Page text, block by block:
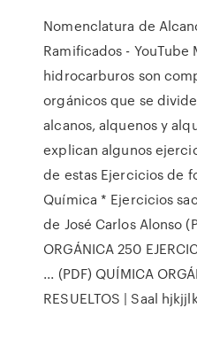
Nomenclatura de
Ramificados - YouTube
hidrocarburos son
orgánicos que se
alcanos, alquenos y
explican algunos
de estas Ejercicios de
Química * Ejercicios
de José Carlos Alonso
ORGÁNICA 250
... (PDF) QUÍMICA
RESUELTOS | Saal